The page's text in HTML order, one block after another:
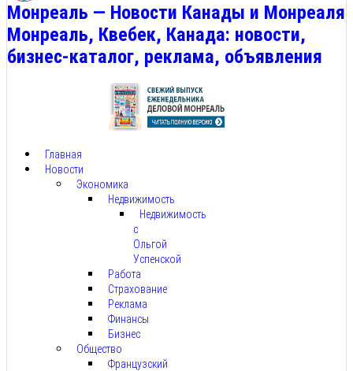
Монреаль — Новости Канады и Монреаля
Монреаль, Квебек, Канада: новости,
бизнес-каталог, реклама, объявления
Главная
Новости
Экономика
Недвижимость
Недвижимость
с
Ольгой
Успенской
Работа
Страхование
Реклама
Финансы
Бизнес
Общество
Французский